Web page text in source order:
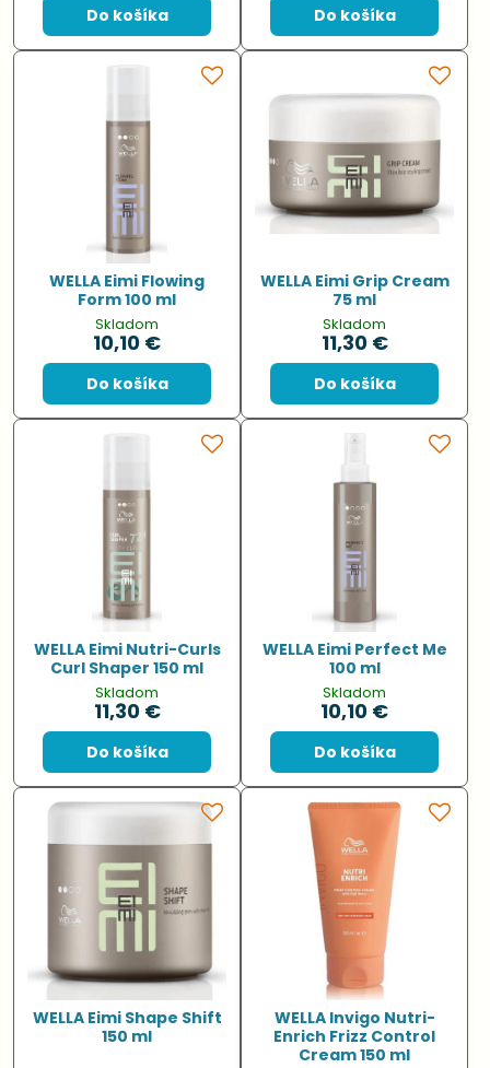
Do košíka Do košíka
WELLA Eimi Flowing
Form 100 ml
Skladom
10,10 €
Do košíka
WELLA Eimi Grip Cream
75 ml
Skladom
11,30 €
Do košíka
WELLA Eimi Nutri-Curls
Curl Shaper 150 ml
Skladom
11,30 €
Do košíka
WELLA Eimi Perfect Me
100 ml
Skladom
10,10 €
Do košíka
WELLA Eimi Shape Shift
150 ml
WELLA Invigo Nutri-
Enrich Frizz Control
Cream 150 ml